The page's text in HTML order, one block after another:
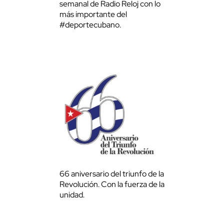
semanal de Radio Reloj con lo
más importante del
#deportecubano.
66 aniversario del triunfo de la
Revolución. Con la fuerza de la
unidad.